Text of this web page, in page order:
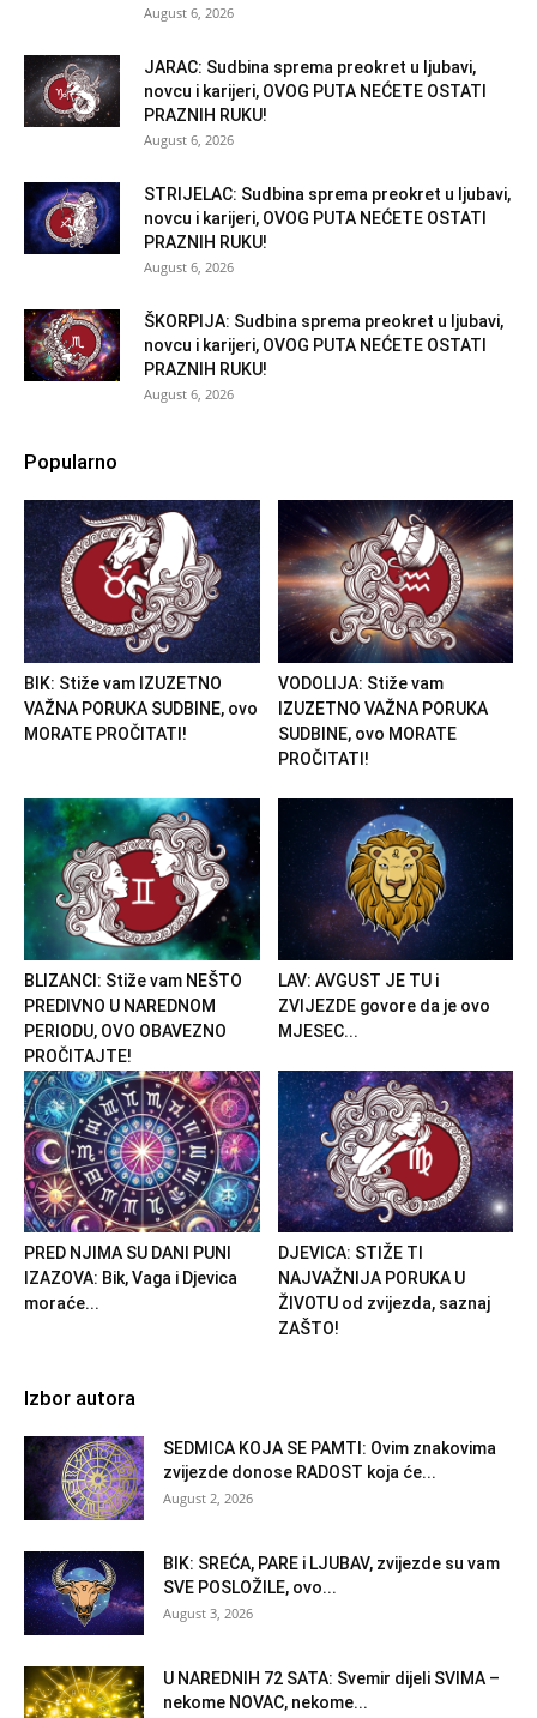
August 6, 2026
JARAC: Sudbina sprema preokret u ljubavi,
novcu i karijeri, OVOG PUTA NEĆETE OSTATI
PRAZNIH RUKU!
August 6, 2026
STRIJELAC: Sudbina sprema preokret u ljubavi,
novcu i karijeri, OVOG PUTA NEĆETE OSTATI
PRAZNIH RUKU!
August 6, 2026
ŠKORPIJA: Sudbina sprema preokret u ljubavi,
novcu i karijeri, OVOG PUTA NEĆETE OSTATI
PRAZNIH RUKU!
August 6, 2026
Popularno
BIK: Stiže vam IZUZETNO
VAŽNA PORUKA SUDBINE, ovo
MORATE PROČITATI!
VODOLIJA: Stiže vam
IZUZETNO VAŽNA PORUKA
SUDBINE, ovo MORATE
PROČITATI!
BLIZANCI: Stiže vam NEŠTO
PREDIVNO U NAREDNOM
PERIODU, OVO OBAVEZNO
PROČITAJTE!
LAV: AVGUST JE TU i
ZVIJEZDE govore da je ovo
MJESEC...
PRED NJIMA SU DANI PUNI
IZAZOVA: Bik, Vaga i Djevica
moraće...
DJEVICA: STIŽE TI
NAJVAŽNIJA PORUKA U
ŽIVOTU od zvijezda, saznaj
ZAŠTO!
Izbor autora
SEDMICA KOJA SE PAMTI: Ovim znakovima
zvijezde donose RADOST koja će...
August 2, 2026
BIK: SREĆA, PARE i LJUBAV, zvijezde su vam
SVE POSLOŽILE, ovo...
August 3, 2026
U NAREDNIH 72 SATA: Svemir dijeli SVIMA –
nekome NOVAC, nekome...